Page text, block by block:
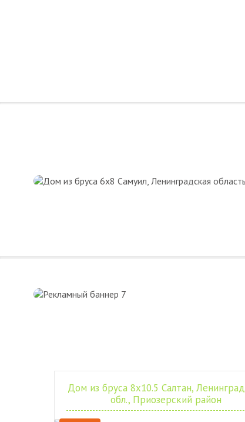
Дом из бруса 8х10.5 Салтан,
обл., Приозерский район